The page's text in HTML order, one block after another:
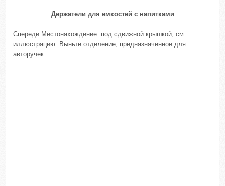
Держатели для емкостей с напитками
Спереди Местонахождение: под сдвижной крышкой, см.
иллюстрацию. Выньте отделение, предназначенное для
авторучек.